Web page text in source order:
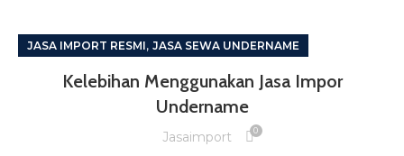
JASA IMPORT RESMI, JASA SEWA UNDERNAME
Kelebihan Menggunakan Jasa Impor
Undername
Jasaimport 0